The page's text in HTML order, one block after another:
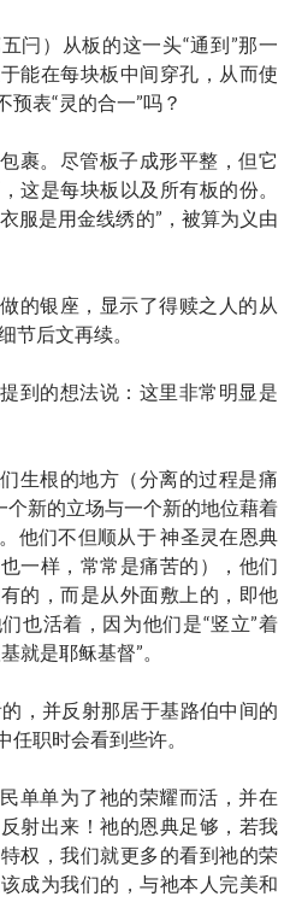
闩）从板的这一头“通到”那一
能在每块板中间穿孔，从而使
表“灵的合一”吗？
裹。尽管板子成形平整，但它
这是每块板以及所有板的份。
服是用金线绣的”，被算为义由
做的银座，显示了得赎之人的从
节后文再续。
到的想法说：这里非常明显是
生根的地方（分离的过程是痛
个新的立场与一个新的地位藉着
他们不但顺从于 神圣灵在恩典
一样，常常是痛苦的），他们
的，而是从外面敷上的，即他
也活着，因为他们是“竖立”着
就是耶稣基督”。
，并反射那居于基路伯中间的
职时会看到些许。
单单为了祂的荣耀而活，并在
射出来！祂的恩典足够，若我
权，我们就更多的看到祂的荣
成为我们的，与祂本人完美和